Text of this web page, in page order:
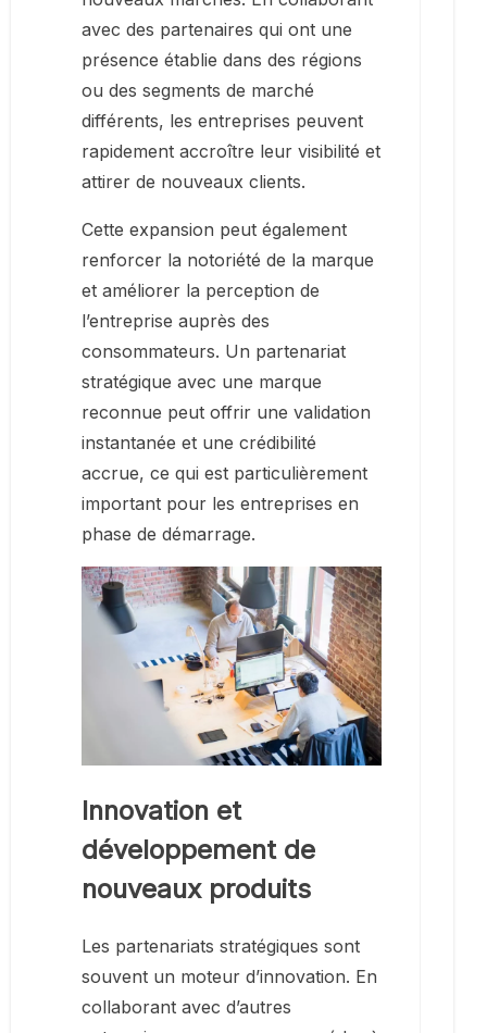
avec des partenaires qui ont une
présence établie dans des régions
ou des segments de marché
différents, les entreprises peuvent
rapidement accroître leur visibilité et
attirer de nouveaux clients.
Cette expansion peut également
renforcer la notoriété de la marque
et améliorer la perception de
l’entreprise auprès des
consommateurs. Un partenariat
stratégique avec une marque
reconnue peut offrir une validation
instantanée et une crédibilité
accrue, ce qui est particulièrement
important pour les entreprises en
phase de démarrage.
Innovation et
développement de
nouveaux produits
Les partenariats stratégiques sont
souvent un moteur d’innovation. En
collaborant avec d’autres